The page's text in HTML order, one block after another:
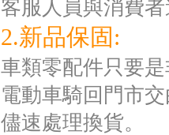
客服人員與消費
2.新品保固:
車類零配件只要
電動車騎回門市
儘速處理換貨。